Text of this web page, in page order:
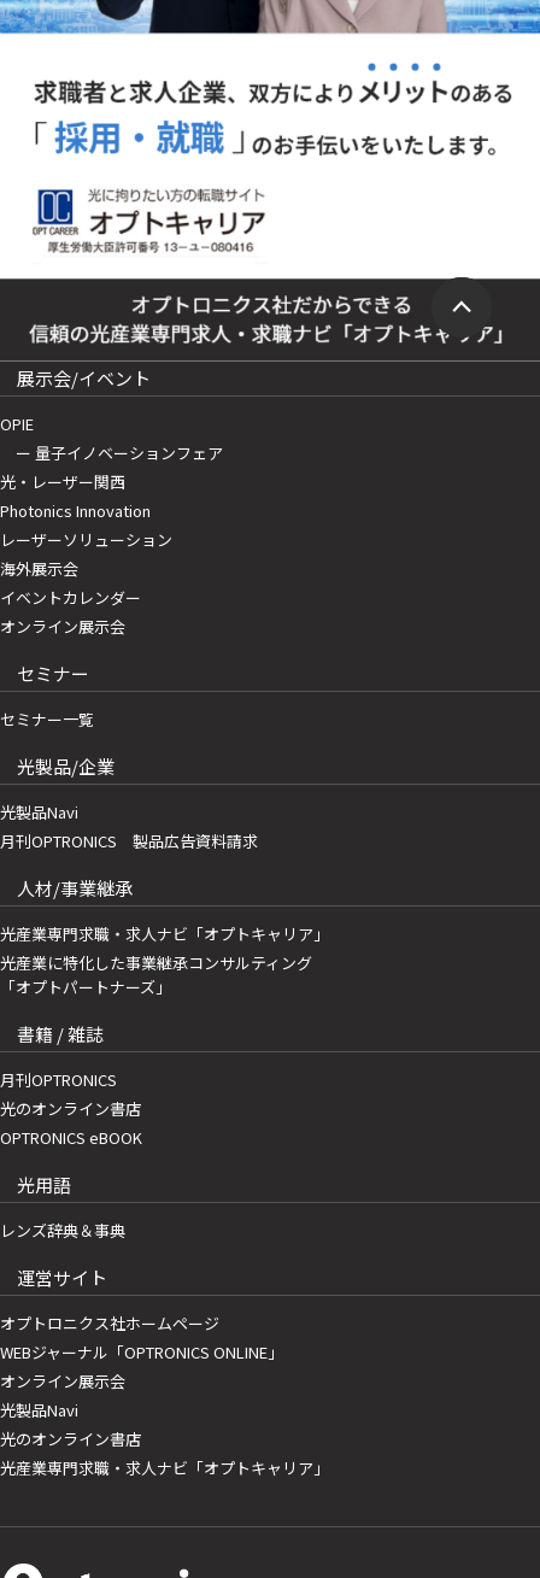
展示会/イベント
OPIE
ー 量子イノベーションフェア
光・レーザー関西
Photonics Innovation
レーザーソリューション
海外展示会
イベントカレンダー
オンライン展示会
セミナー
セミナー一覧
光製品/企業
光製品Navi
月刊OPTRONICS 製品広告資料請求
人材/事業継承
光産業専門求職・求人ナビ「オプトキャリア」
光産業に特化した事業継承コンサルティング
「オプトパートナーズ」
書籍 / 雑誌
月刊OPTRONICS
光のオンライン書店
OPTRONICS eBOOK
光用語
レンズ辞典＆事典
運営サイト
オプトロニクス社ホームページ
WEBジャーナル「OPTRONICS ONLINE」
オンライン展示会
光製品Navi
光のオンライン書店
光産業専門求職・求人ナビ「オプトキャリア」